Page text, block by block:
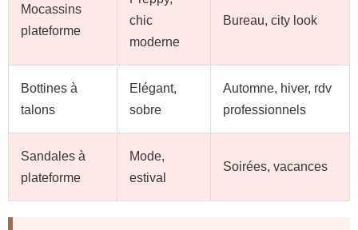
Mocassins
plateforme
chic
moderne
Bureau, city look
Bottines à
talons
Elégant,
sobre
Automne, hiver, rdv
professionnels
Sandales à
plateforme
Mode,
estival
Soirées, vacances